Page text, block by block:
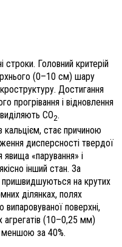
строки. Головний критерій
(0–10 см) шару
Достигання
прогрівання і відновлення
CO2.
стає причиною
дисперсності твердої
явища «парування» і
інший стан. За
на крутих
ділянках, полях
поверхні,
агрегатів (10–0,25 мм)
меншою за 40%.